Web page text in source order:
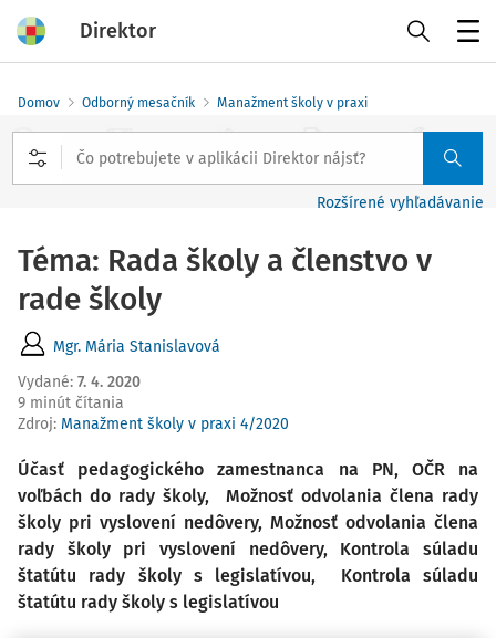
Direktor
Domov Odborný mesačník Manažment školy v praxi
Rozšírené vyhľadávanie
Téma: Rada školy a členstvo v
rade školy
Mgr. Mária Stanislavová
Vydané: 7. 4. 2020
9 minút čítania
Zdroj: Manažment školy v praxi 4/2020
Účasť pedagogického zamestnanca na PN, OČR na
voľbách do rady školy, Možnosť odvolania člena rady
školy pri vyslovení nedôvery, Možnosť odvolania člena
rady školy pri vyslovení nedôvery, Kontrola súladu
štatútu rady školy s legislatívou, Kontrola súladu
štatútu rady školy s legislatívou